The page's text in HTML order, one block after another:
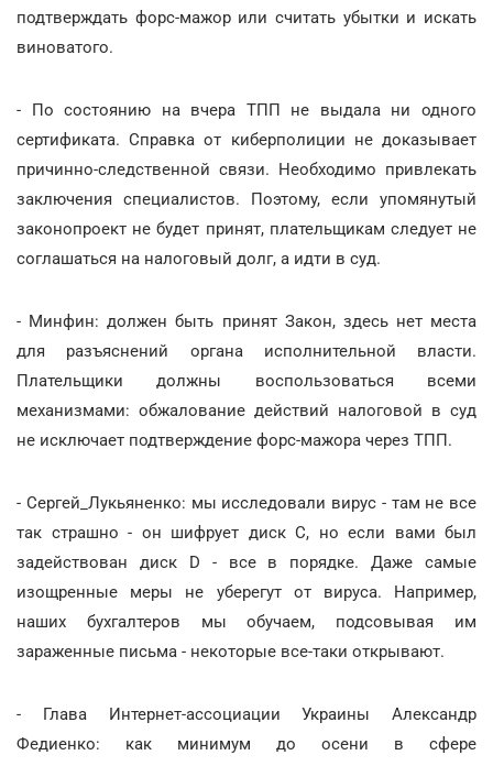
подтверждать форс-мажор или считать убытки и искать
виноватого.
- По состоянию на вчера ТПП не выдала ни одного
сертификата. Справка от киберполиции не доказывает
причинно-следственной связи. Необходимо привлекать
заключения специалистов. Поэтому, если упомянутый
законопроект не будет принят, плательщикам следует не
соглашаться на налоговый долг, а идти в суд.
- Минфин: должен быть принят Закон, здесь нет места
для разъяснений органа исполнительной власти.
Плательщики должны воспользоваться всеми
механизмами: обжалование действий налоговой в суд
не исключает подтверждение форс-мажора через ТПП.
- Сергей_Лукьяненко: мы исследовали вирус - там не все
так страшно - он шифрует диск С, но если вами был
задействован диск D - все в порядке. Даже самые
изощренные меры не уберегут от вируса. Например,
наших бухгалтеров мы обучаем, подсовывая им
зараженные письма - некоторые все-таки открывают.
- Глава Интернет-ассоциации Украины Александр
Федиенко: как минимум до осени в сфере